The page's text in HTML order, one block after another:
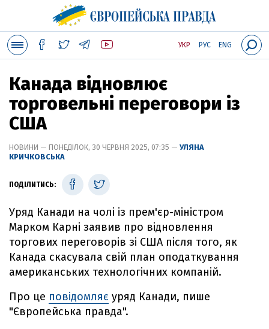
УКР РУС ENG
Канада відновлює
торговельні переговори із
США
НОВИНИ — ПОНЕДІЛОК, 30 ЧЕРВНЯ 2025, 07:35 — УЛЯНА
КРИЧКОВСЬКА
ПОДІЛИТИСЬ:
Уряд Канади на чолі із прем'єр-міністром
Марком Карні заявив про відновлення
торгових переговорів зі США після того, як
Канада скасувала свій план оподаткування
американських технологічних компаній.
Про це повідомляє уряд Канади, пише
"Європейська правда".